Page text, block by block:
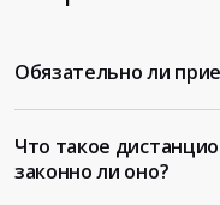
Обязательно ли
Что такое
законно ли оно?